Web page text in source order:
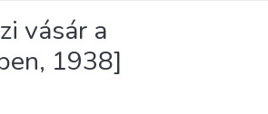
vásár a
1938]